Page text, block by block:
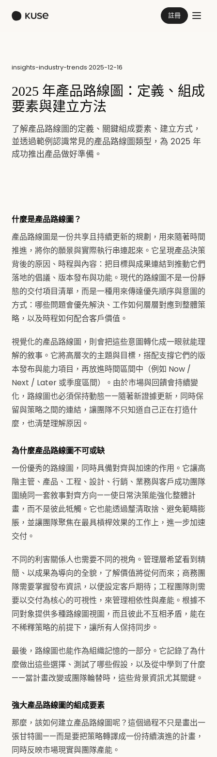
註冊
insights-industry-trends·2025-12-16
2025 年產品路線圖：定義、組成
要素與建立方法
了解產品路線圖的定義、關鍵組成要素、建立方式，
並透過範例認識常見的產品路線圖類型，為 2025 年
成功推出產品做好準備。
什麼是產品路線圖？
產品路線圖是一份共享且持續更新的規劃，用來隨著時間
推進，將你的願景與實際執行串連起來。它呈現產品決策
背後的原因、時程與內容：把目標與成果連結到推動它們
落地的倡議、版本發布與功能。現代的路線圖不是一份靜
態的交付項目清單，而是一種用來傳達優先順序與意圖的
方式：哪些問題會優先解決、工作如何層層對應到整體策
略，以及時程如何配合客戶價值。
視覺化的產品路線圖，則會把這些意圖轉化成一眼就能理
解的敘事。它將高層次的主題與目標，搭配支撐它們的版
本發布與能力項目，再放進時間區間中（例如 Now /
Next / Later 或季度區間）。由於市場與回饋會持續變
化，路線圖也必須保持動態——隨著新證據更新，同時保
留與策略之間的連結，讓團隊不只知道自己正在打造什
麼，也清楚理解原因。
為什麼產品路線圖不可或缺
一份優秀的路線圖，同時具備對齊與加速的作用。它讓高
階主管、產品、工程、設計、行銷、業務與客戶成功團隊
圍繞同一套敘事對齊方向——使日常決策能強化整體計
畫，而不是彼此牴觸。它也能透過釐清取捨、避免範疇膨
脹，並讓團隊聚焦在最具槓桿效果的工作上，進一步加速
交付。
不同的利害關係人也需要不同的視角。管理層希望看到精
簡、以成果為導向的全貌，了解價值將從何而來；商務團
隊需要掌握發布資訊，以便設定客戶期待；工程團隊則需
要以交付為核心的可視性，來管理相依性與產能。根據不
同對象提供多種路線圖視圖，而且彼此不互相矛盾，能在
不稀釋策略的前提下，讓所有人保持同步。
最後，路線圖也能作為組織記憶的一部分。它記錄了為什
麼做出這些選擇、測試了哪些假設，以及從中學到了什麼
——當計畫改變或團隊輪替時，這些背景資訊尤其關鍵。
強大產品路線圖的組成要素
那麼，該如何建立產品路線圖呢？這個過程不只是畫出一
張甘特圖——而是要把策略轉譯成一份持續演進的計畫，
同時反映市場現實與團隊產能。